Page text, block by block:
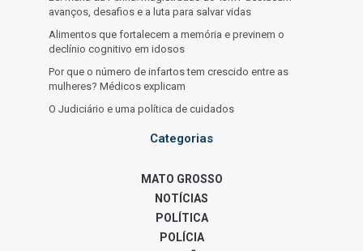
avanços, desafios e a luta para salvar vidas
Alimentos que fortalecem a memória e previnem o
declínio cognitivo em idosos
Por que o número de infartos tem crescido entre as
mulheres? Médicos explicam
O Judiciário e uma política de cuidados
Categorias
MATO GROSSO
NOTÍCIAS
POLÍTICA
POLÍCIA